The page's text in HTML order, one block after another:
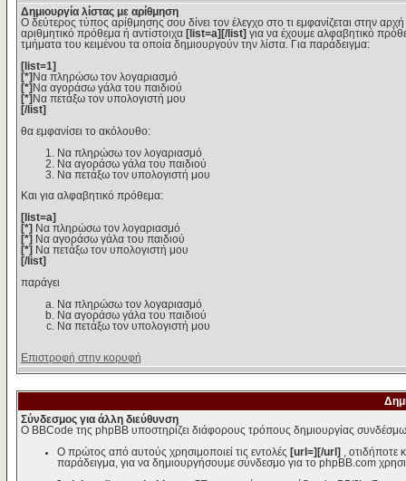
Δημιουργία λίστας με αρίθμηση
Ο δεύτερος τύπος αρίθμησης σου δίνει τον έλεγχο στο τι εμφανίζεται στην
αριθμητικό πρόθεμα ή αντίστοιχα
[list=a][/list] για να έχουμε αλφαβητικό
τμήματα του κειμένου τα οποία δημιουργούν την λίστα. Για παράδειγμα:
[list=1]
[*] Να πληρώσω τον λογαριασμό
[*] Να αγοράσω γάλα του παιδιού
[*] Να πετάξω τον υπολογιστή μου
[/list]
θα εμφανίσει το ακόλουθο:
Να πληρώσω τον λογαριασμό
Να αγοράσω γάλα του παιδιού
Να πετάξω τον υπολογιστή μου
Και για αλφαβητικό πρόθεμα:
[list=a]
[*]
Να πληρώσω τον λογαριασμό
[*]
Να αγοράσω γάλα του παιδιού
[*]
Να πετάξω τον υπολογιστή μου
[/list]
παράγει
Να πληρώσω τον λογαριασμό
Να αγοράσω γάλα του παιδιού
Να πετάξω τον υπολογιστή μου
Επιστροφή στην κορυφή
Σύνδεσμος για άλλη διεύθυνση
Ο BBCode της phpBB υποστηρίζει διάφορους τρόπους δημιουργίας
Ο πρώτος από αυτούς χρησιμοποιεί τις εντολές [url=][/url]
, οτιδήποτε
παράδειγμα, για να δημιουργήσουμε σύνδεσμο για το phpBB.com